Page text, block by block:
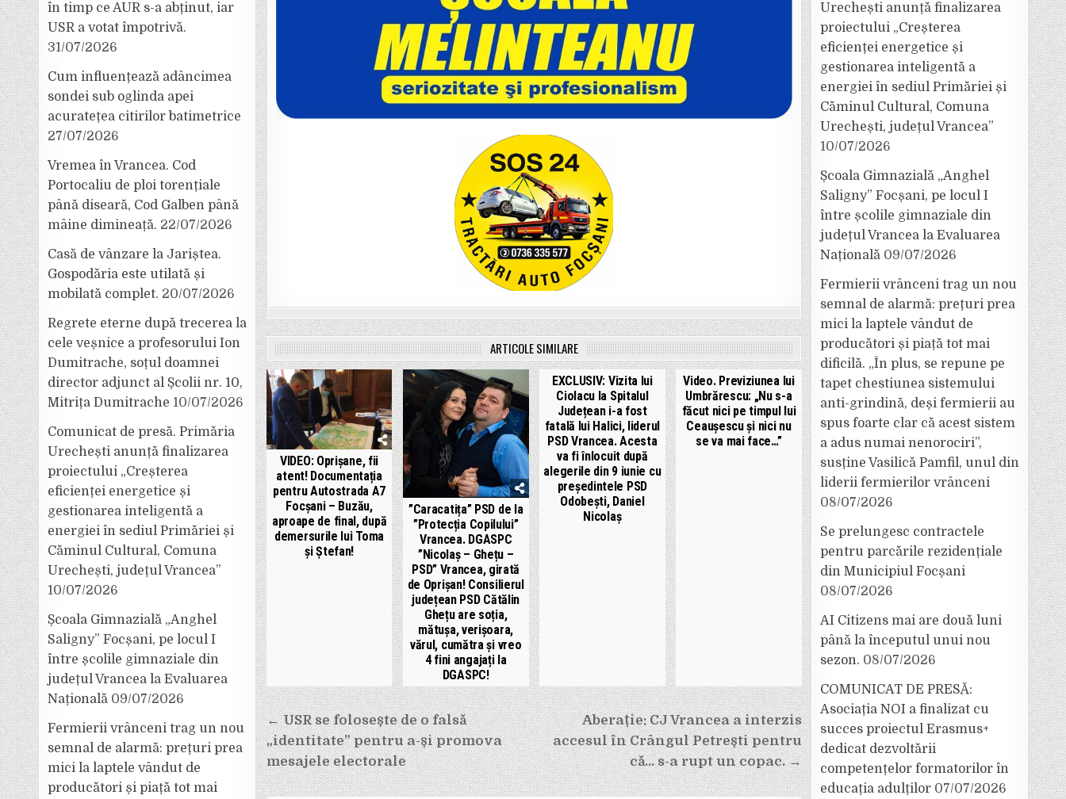
ARTICOLE SIMILARE
VIDEO: Oprișane, fii
atent! Documentația
pentru Autostrada A7
Focșani – Buzău,
aproape de final, după
demersurile lui Toma
și Ștefan!
”Caracatița” PSD de la
”Protecția Copilului”
Vrancea. DGASPC
”Nicolaș – Ghețu –
PSD” Vrancea, girată
de Oprișan! Consilierul
județean PSD Cătălin
Ghețu are soția,
mătușa, verișoara,
vărul, cumătra și vreo
4 fini angajați la
DGASPC!
EXCLUSIV: Vizita lui
Ciolacu la Spitalul
Județean i-a fost
fatală lui Halici, liderul
PSD Vrancea. Acesta
va fi înlocuit după
alegerile din 9 iunie cu
președintele PSD
Odobești, Daniel
Nicolaș
Video. Previziunea lui
Umbrărescu: „Nu s-a
făcut nici pe timpul lui
Ceaușescu și nici nu
se va mai face…”
Navigare
în
articole
Aberație: CJ Vrancea a interzis
accesul în Crângul Petrești pentru
că… s-a rupt un copac. →
← USR se folosește de o falsă
„identitate” pentru a-și promova
mesajele electorale
în timp ce AUR s-a abținut, iar
USR a votat împotrivă.
31/07/2026
Cum influențează adâncimea
sondei sub oglinda apei
acuratețea citirilor batimetrice
27/07/2026
Vremea în Vrancea. Cod
Portocaliu de ploi torențiale
până diseară, Cod Galben până
mâine dimineață. 22/07/2026
Casă de vânzare la Jariștea.
Gospodăria este utilată și
mobilată complet. 20/07/2026
Regrete eterne după trecerea la
cele veșnice a profesorului Ion
Dumitrache, soțul doamnei
director adjunct al Școlii nr. 10,
Mitrița Dumitrache 10/07/2026
Comunicat de presă. Primăria
Urechești anunță finalizarea
proiectului „Creșterea
eficienței energetice și
gestionarea inteligentă a
energiei în sediul Primăriei și
Căminul Cultural, Comuna
Urechești, județul Vrancea”
10/07/2026
Școala Gimnazială „Anghel
Saligny” Focșani, pe locul I
între școlile gimnaziale din
județul Vrancea la Evaluarea
Națională 09/07/2026
Fermierii vrânceni trag un nou
semnal de alarmă: prețuri prea
mici la laptele vândut de
producători și piață tot mai
Urechești anunță finalizarea
proiectului „Creșterea
eficienței energetice și
gestionarea inteligentă a
energiei în sediul Primăriei și
Căminul Cultural, Comuna
Urechești, județul Vrancea”
10/07/2026
Școala Gimnazială „Anghel
Saligny” Focșani, pe locul I
între școlile gimnaziale din
județul Vrancea la Evaluarea
Națională 09/07/2026
Fermierii vrânceni trag un nou
semnal de alarmă: prețuri prea
mici la laptele vândut de
producători și piață tot mai
dificilă. „În plus, se repune pe
tapet chestiunea sistemului
anti-grindină, deși fermierii au
spus foarte clar că acest sistem
a adus numai nenorociri”,
susține Vasilică Pamfil, unul din
liderii fermierilor vrânceni
08/07/2026
Se prelungesc contractele
pentru parcările rezidențiale
din Municipiul Focșani
08/07/2026
AI Citizens mai are două luni
până la începutul unui nou
sezon. 08/07/2026
COMUNICAT DE PRESĂ:
Asociația NOI a finalizat cu
succes proiectul Erasmus+
dedicat dezvoltării
competențelor formatorilor în
educația adulților 07/07/2026